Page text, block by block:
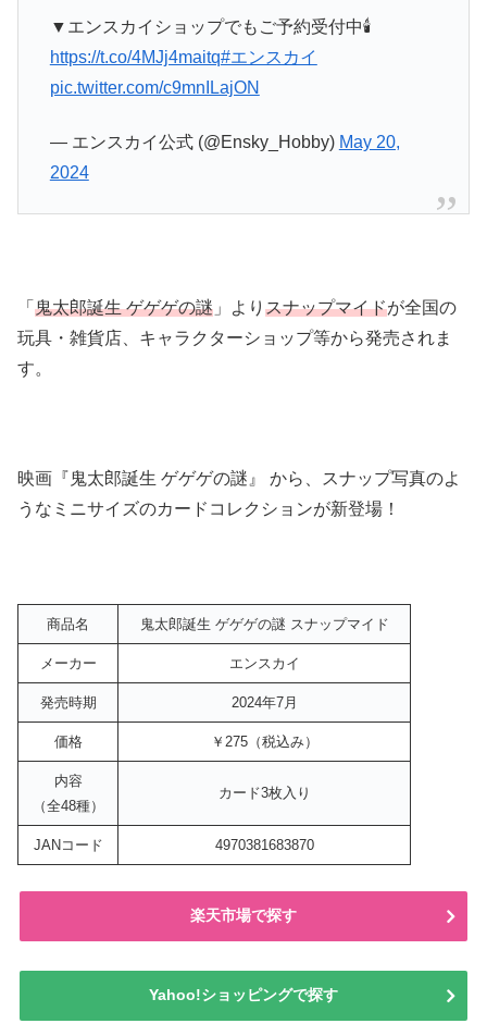
▼エンスカイショップでもご予約受付中🕯️
https://t.co/4MJj4maitq#エンスカイ
pic.twitter.com/c9mnILajON
— エンスカイ公式 (@Ensky_Hobby) May 20,
2024
「 鬼太郎誕生 ゲゲゲの謎 」より スナップマイドが全国の
玩具・雑貨店、キャラクターショップ等から発売されま
す。
映画『鬼太郎誕生 ゲゲゲの謎』 から、スナップ写真のよ
うなミニサイズのカードコレクションが新登場！
商品名 鬼太郎誕生 ゲゲゲの謎 スナップマイド
メーカー エンスカイ
発売時期 2024年7月
価格 ￥275（税込み）
内容
（全48種）
カード3枚入り
JANコード 4970381683870
楽天市場で探す
Yahoo!ショッピングで探す